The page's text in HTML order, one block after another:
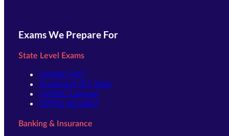
Exams We Prepare For
State Level Exams
UPSSSC-PET
Jharkhand TET 2026
UPSSSC-Lekhpal
UPPSC-RO ARO
Banking & Insurance